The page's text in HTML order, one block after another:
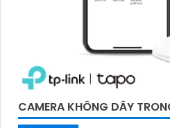
CAMERA KHÔNG DÂY